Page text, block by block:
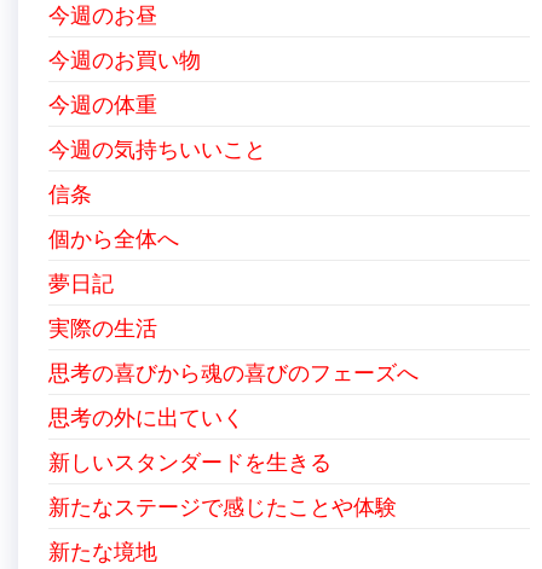
今週のお昼
今週のお買い物
今週の体重
今週の気持ちいいこと
信条
個から全体へ
夢日記
実際の生活
思考の喜びから魂の喜びのフェーズへ
思考の外に出ていく
新しいスタンダードを生きる
新たなステージで感じたことや体験
新たな境地